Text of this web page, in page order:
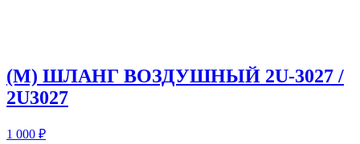
(M) ШЛАНГ ВОЗДУШНЫЙ 2U-3027 /
2U3027
1 000 ₽